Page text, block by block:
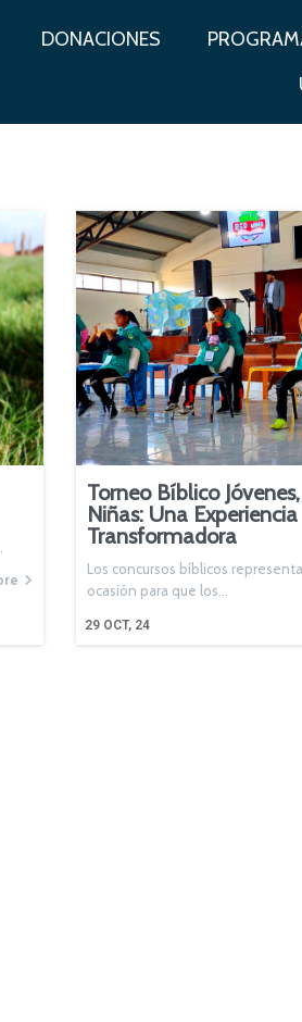
DONACIONES
Torneo Bíblico
Niñas: Una Experiencia
Transformadora
29 OCT, 24
Los concursos bíblicos
ocasión para que los…